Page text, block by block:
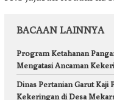
BACAAN LAINNYA
Program Ketahanan
Mengatasi Ancaman
Dinas Pertanian Garut
Kekeringan di Desa